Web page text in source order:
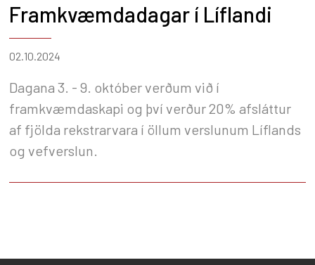
Framkvæmdadagar í Líflandi
02.10.2024
Dagana 3. - 9. október verðum við í
framkvæmdaskapi og því verður 20% afsláttur
af fjölda rekstrarvara í öllum verslunum Líflands
og vefverslun.